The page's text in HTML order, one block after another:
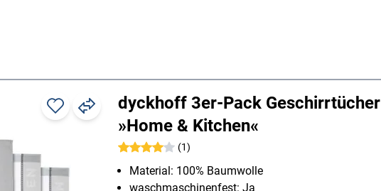
dyckhoff 3er-Pack Geschirrtücher
»Home & Kitchen«
(1)
Material: 100% Baumwolle
waschmaschinenfest: Ja